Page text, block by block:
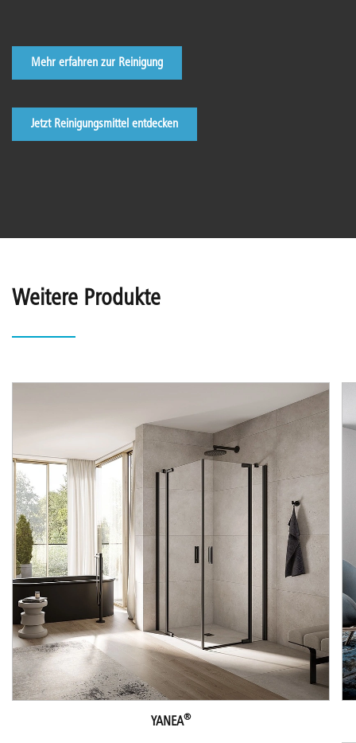
Mehr erfahren zur Reinigung
Jetzt Reinigungsmittel entdecken
Weitere Produkte
YANEA®